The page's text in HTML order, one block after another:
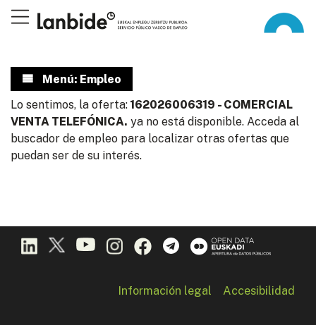
Menú: Empleo
Lo sentimos, la oferta: 162026006319 - COMERCIAL
VENTA TELEFÓNICA. ya no está disponible. Acceda al
buscador de empleo para localizar otras ofertas que
puedan ser de su interés.
Información legal Accesibilidad